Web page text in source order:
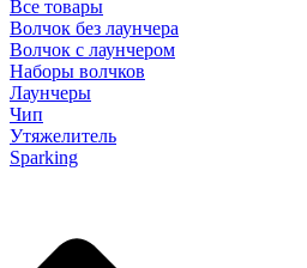
Все товары
Волчок без лаунчера
Волчок с лаунчером
Наборы волчков
Лаунчеры
Чип
Утяжелитель
Sparking